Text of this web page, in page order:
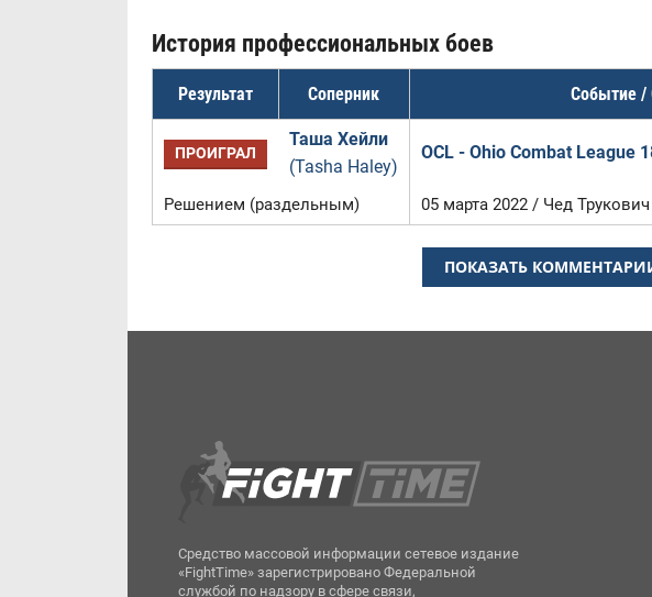
История профессиональных боев
Результат Соперник Событие /
ПРОИГРАЛ
Таша Хейли
(Tasha Haley)
OCL - Ohio Combat League
Решением (раздельным) 05 марта 2022 / Чед Трукович
ПОКАЗАТЬ
Средство массовой информации сетевое издание
«FightTime» зарегистрировано Федеральной
службой по надзору в сфере связи,